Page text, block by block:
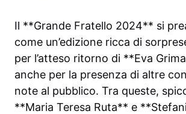
Il **Grande Fratello 2024** si
come un’edizione ricca di
per l’atteso ritorno di **Eva
anche per la presenza di altre
note al pubblico. Tra queste,
**Maria Teresa Ruta** e